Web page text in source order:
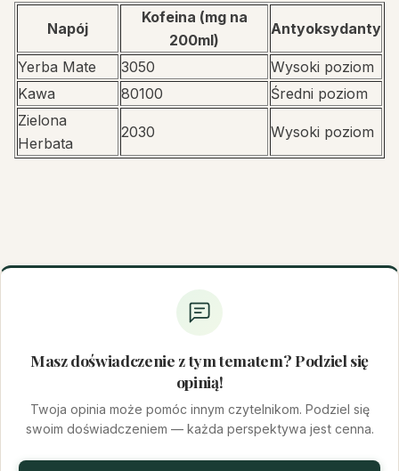
Napój
Kofeina (mg na
200ml)
Antyoksydanty
Yerba Mate 3050
Wysoki poziom
Kawa
80100
Średni poziom
Zielona
Herbata
2030 Wysoki poziom
Masz doświadczenie z tym tematem? Podziel się
opinią!
Twoja opinia może pomóc innym czytelnikom. Podziel się
swoim doświadczeniem — każda perspektywa jest cenna.